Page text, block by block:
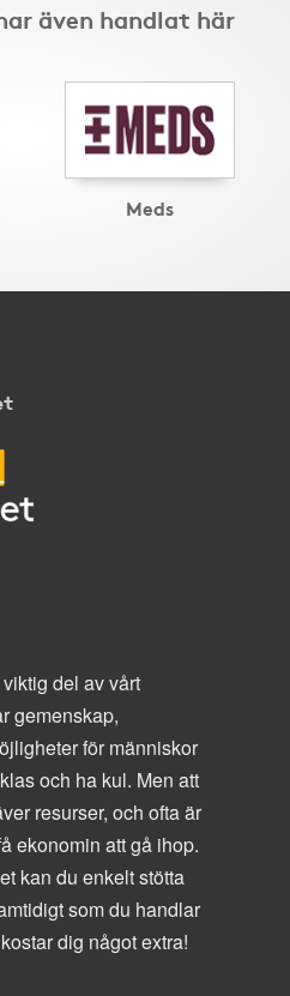
även handlat här
Meds
del av vårt
gemenskap,
för människor
och ha kul. Men att
resurser, och ofta är
ekonomin att gå ihop.
kan du enkelt stötta
som du handlar
dig något extra!